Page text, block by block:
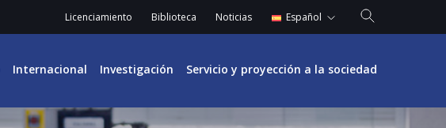
Licenciamiento Biblioteca Noticias Español
Internacional Investigación Servicio y proyección a la sociedad